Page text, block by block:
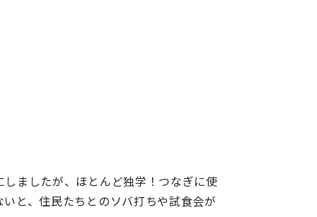
ましたが、ほとんど独学！つなぎに使
と、住民たちとのソバ打ちや試食会が